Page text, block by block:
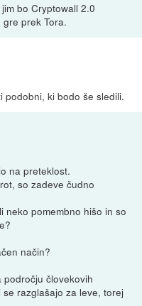
bo Cryptowall 2.0
prek Tora.
podobni, ki bodo še sledili.
na preteklost.
so zadeve čudno
neko pomembno hišo in so
način?
človekovih
razglašajo za leve, torej